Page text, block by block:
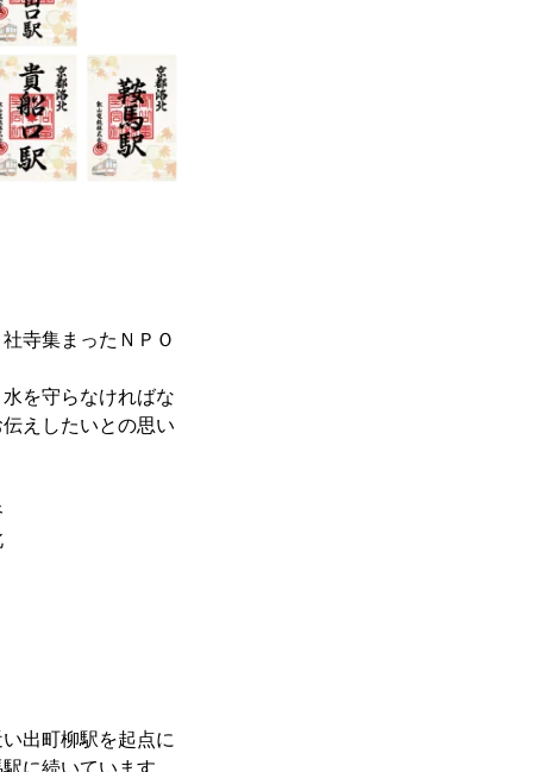
寺集まったＮＰＯ
を守らなければな
えしたいとの思い
光
出町柳駅を起点に